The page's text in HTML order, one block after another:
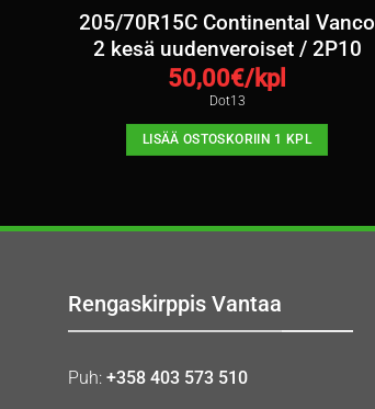
205/70R15C Continental Vanco
2 kesä uudenveroiset / 2P10
50,00€/kpl
Dot13
LISÄÄ OSTOSKORIIN 1 KPL
Rengaskirppis Vantaa
Puh: +358 403 573 510